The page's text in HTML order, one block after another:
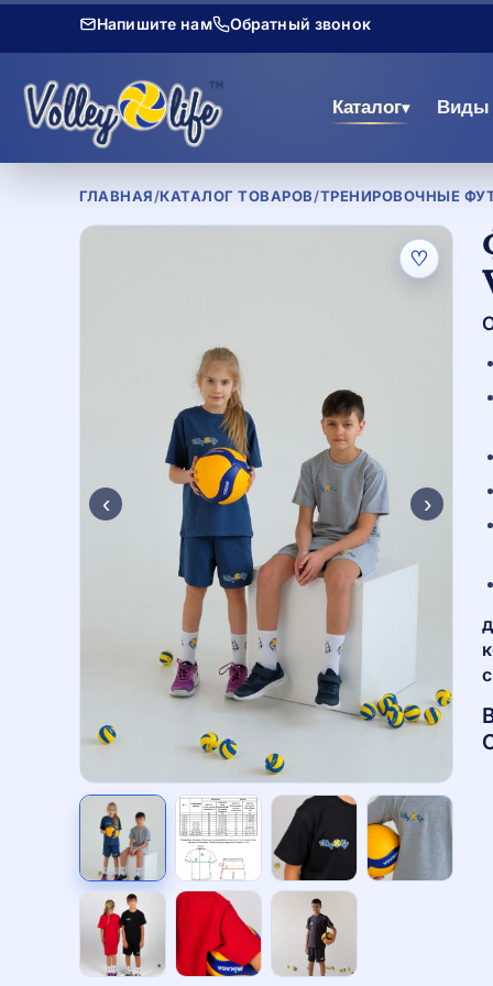
Напишите нам Обратный звонок
Каталог▾ Виды
ГЛАВНАЯ/КАТАЛОГ ТОВАРОВ/ТРЕНИРОВОЧНЫЕ
♡
‹ ›